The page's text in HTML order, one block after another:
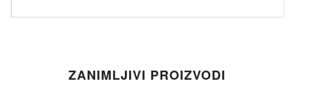
ZANIMLJIVI PROIZVODI